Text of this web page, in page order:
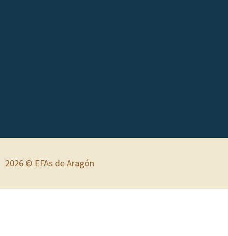
2026 © EFAs de Aragón